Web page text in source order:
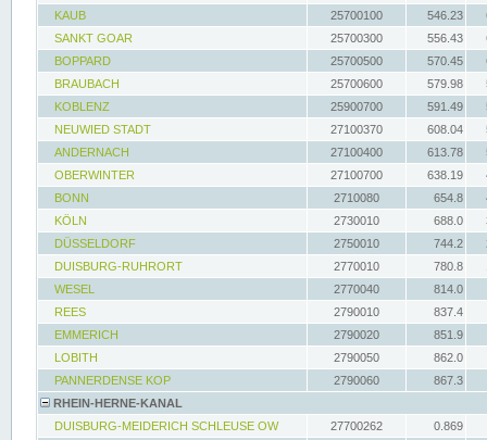
KAUB
25700100 546.23
SANKT GOAR
25700300 556.43
BOPPARD
25700500 570.45
BRAUBACH
25700600 579.98
KOBLENZ
25900700 591.49
NEUWIED STADT
27100370 608.04
ANDERNACH
27100400 613.78
OBERWINTER
27100700 638.19
BONN
2710080 654.8
KÖLN
2730010 688.0
DÜSSELDORF
2750010 744.2
DUISBURG-RUHRORT
2770010 780.8
WESEL
2770040
814.0
REES
2790010
837.4
EMMERICH
2790020
851.9
LOBITH
2790050
862.0
PANNERDENSE KOP
2790060
867.3
RHEIN-HERNE-KANAL
DUISBURG-MEIDERICH SCHLEUSE OW
27700262
0.869